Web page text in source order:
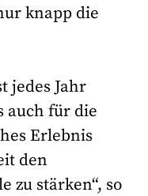
knapp die
jedes Jahr
auch für die
Erlebnis
den
zu stärken“, so